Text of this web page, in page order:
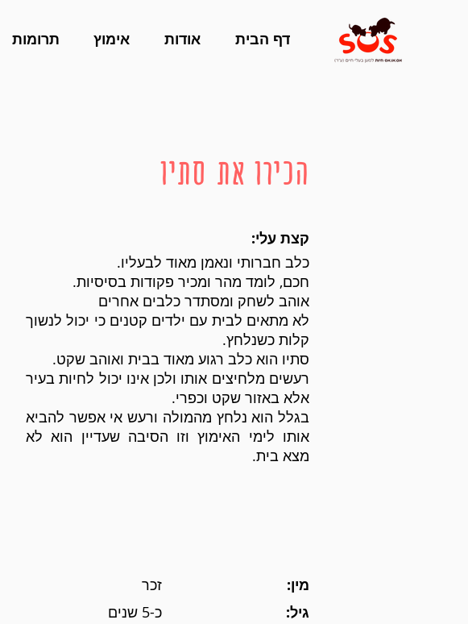
דף הבית אודות אימוץ תרומות
סתיו הכירו את
קצת עלי:
כלב חברותי ונאמן מאוד לבעליו.
חכם, לומד מהר ומכיר פקודות בסיסיות.
אוהב לשחק ומסתדר כלבים אחרים
לא מתאים לבית עם ילדים קטנים כי יכול לנשוך
קלות כשנלחץ.
סתיו הוא כלב רגוע מאוד בבית ואוהב שקט.
רעשים מלחיצים אותו ולכן אינו יכול לחיות בעיר
אלא באזור שקט וכפרי.
בגלל הוא נלחץ מהמולה ורעש אי אפשר להביא
אותו לימי האימוץ וזו הסיבה שעדיין הוא לא
מצא בית.
זכר
כ-5 שנים
מין:
גיל: